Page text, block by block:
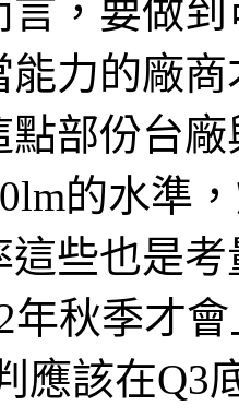
，要做
能力的廠
點部份台
的水準
這些也是
年秋季才
應該在Q3